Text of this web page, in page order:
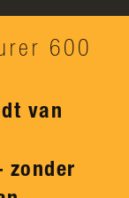
600
van
zonder